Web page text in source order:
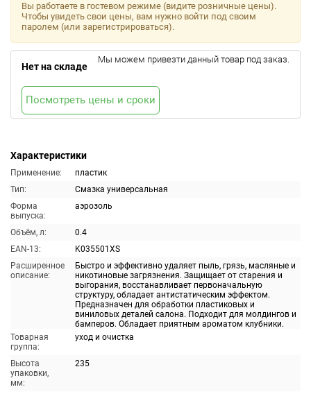
Характеристики
Применение:
пластик
Тип:
Смазка универсальная
Форма
выпуска:
аэрозоль
Объём, л:
0.4
EAN-13:
K035501XS
Расширенное
описание:
Быстро и эффективно удаляет пыль, грязь, масляные и
никотиновые загрязнения. Защищает от старения и
выгорания, восстанавливает первоначальную
структуру, обладает антистатическим эффектом.
Предназначен для обработки пластиковых и
виниловых деталей салона. Подходит для молдингов и
бамперов. Обладает приятным ароматом клубники.
Товарная
группа:
уход и очистка
Высота
упаковки,
мм:
235
Вы работаете в гостевом режиме (видите розничные цены).
Чтобы увидеть свои цены, вам нужно войти под своим
паролем (или зарегистрироваться).
Нет на складе
Мы можем привезти данный товар под заказ.
Посмотреть цены и сроки